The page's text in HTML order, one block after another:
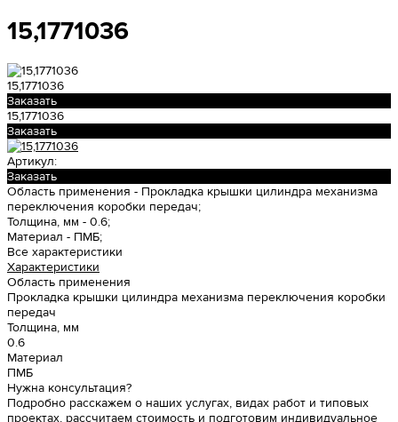
15,1771036
15,1771036
Заказать
15,1771036
Заказать
Артикул:
Заказать
Область применения - Прокладка крышки цилиндра механизма
переключения коробки передач;
Толщина, мм - 0.6;
Материал - ПМБ;
Все характеристики
Характеристики
Область применения
Прокладка крышки цилиндра механизма переключения коробки
передач
Толщина, мм
0.6
Материал
ПМБ
Нужна консультация?
Подробно расскажем о наших услугах, видах работ и типовых
проектах, рассчитаем стоимость и подготовим индивидуальное